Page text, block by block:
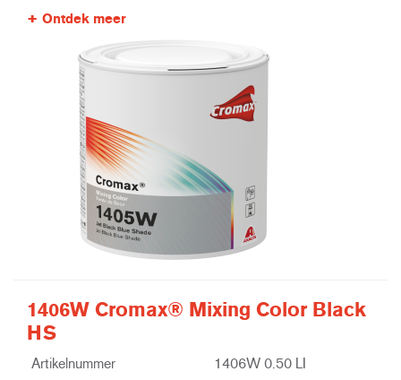
Ontdek meer
1406W Cromax® Mixing Color Black
HS
Artikelnummer 1406W 0.50 LI